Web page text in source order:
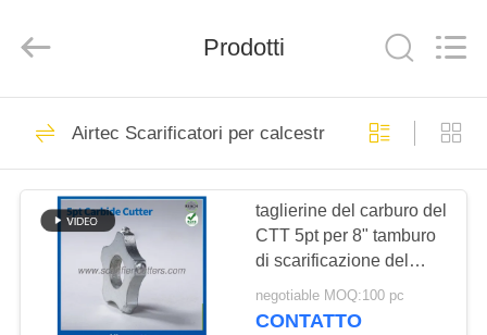
CASA.
PRODOTTI
Co.,
Reserved.
Taglierine dello
scarificatore
151
Prodotti
Airtec Scarificatori per calcestruzzo
taglierine del carburo del
CTT 5pt per 8" tamburo
di scarificazione del
rasoio automotore
elettrico dello
negotiable MOQ:100 pc
CONTATTO